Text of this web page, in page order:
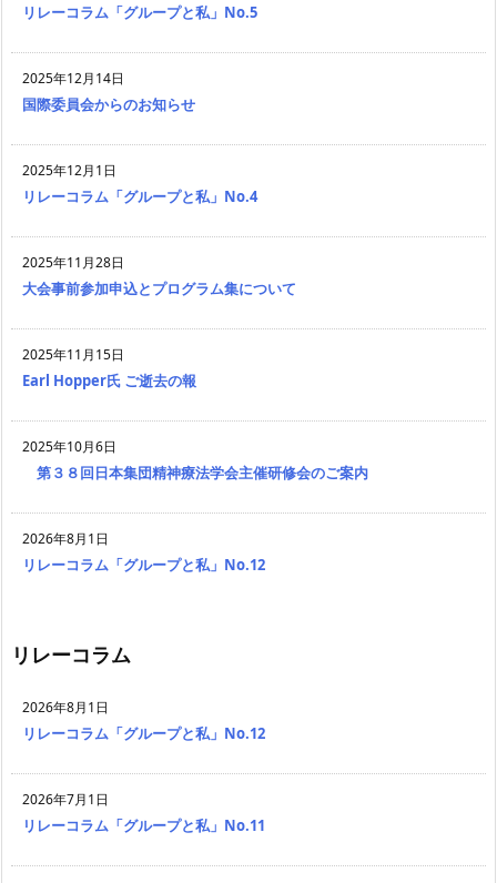
リレーコラム「グループと私」No.5
2025年12月14日
国際委員会からのお知らせ
2025年12月1日
リレーコラム「グループと私」No.4
2025年11月28日
大会事前参加申込とプログラム集について
2025年11月15日
Earl Hopper氏 ご逝去の報
2025年10月6日
第３８回日本集団精神療法学会主催研修会のご案内
2026年8月1日
リレーコラム「グループと私」No.12
リレーコラム
2026年8月1日
リレーコラム「グループと私」No.12
2026年7月1日
リレーコラム「グループと私」No.11